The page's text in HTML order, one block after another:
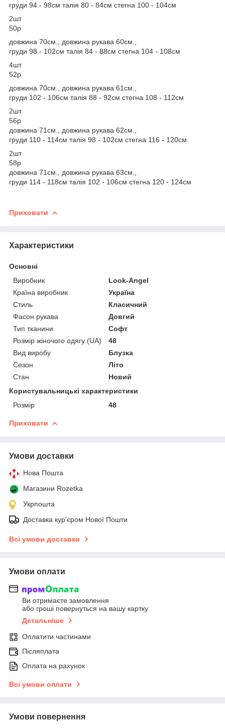
груди 94 - 98см талія 80 - 84см стегна 100 - 104см
2шт
50р
довжина 70см., довжина рукава 60см.,
груди 98 - 102см талія 84 - 88см стегна 104 - 108см
4шт
52р
довжина 70см., довжина рукава 61см.,
груди 102 - 106см талія 88 - 92см стегна 108 - 112см
2шт
56р
довжина 71см., довжина рукава 62см.,
груди 110 - 114см талія 98 - 102см стегна 116 - 120см
2шт
58р
довжина 71см., довжина рукава 63см.,
груди 114 - 118см талія 102 - 106см стегна 120 - 124см
Приховати
Характеристики
Основні
Виробник
Look-Angel
Країна виробник
Україна
Стиль
Класичний
Фасон рукава
Довгий
Тип тканини
Софт
Розмір жіночого одягу (UA)
48
Вид виробу
Блузка
Сезон
Літо
Стан
Новий
Користувальницькі характеристики
Розмір
48
Приховати
Умови доставки
Нова Пошта
Магазини Rozetka
Укрпошта
Доставка кур'єром Нової Пошти
Всі умови доставки
Умови оплати
Ви отримаєте замовлення
або гроші повернуться на вашу картку
Детальніше
Оплатити частинами
Післяплата
Оплата на рахунок
Всі умови оплати
Умови повернення